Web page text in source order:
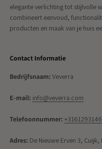
elegante verlichting tot stijlvolle
combineert eenvoud,
producten en maak van je huis
Contact Informatie
Bedrijfsnaam: Veverra
E-mail: info@veverra.com
Telefoonnummer:
Adres: De Nieuwe Erven 3,